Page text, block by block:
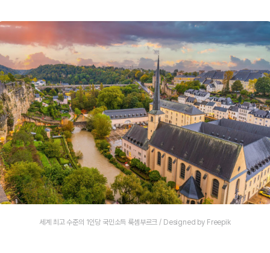
세계 최고 수준의 1인당 국민소득 룩셈부르크 / Designed by Freepik